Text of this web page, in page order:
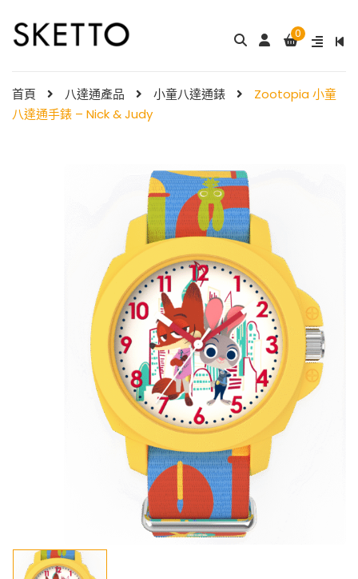
0
首頁 八達通產品 小童八達通錶
Zootopia 小童
八達通手錶 – Nick & Judy
$ 288.00
Hello Kitty 小童尼龍錶
Hello Kitty 小童尼龍錶
98.00
$98.00
Little Twin Stars 小童尼龍 ...
$98.00
小童尼龍錶帶 – 玫 ...
$88.00